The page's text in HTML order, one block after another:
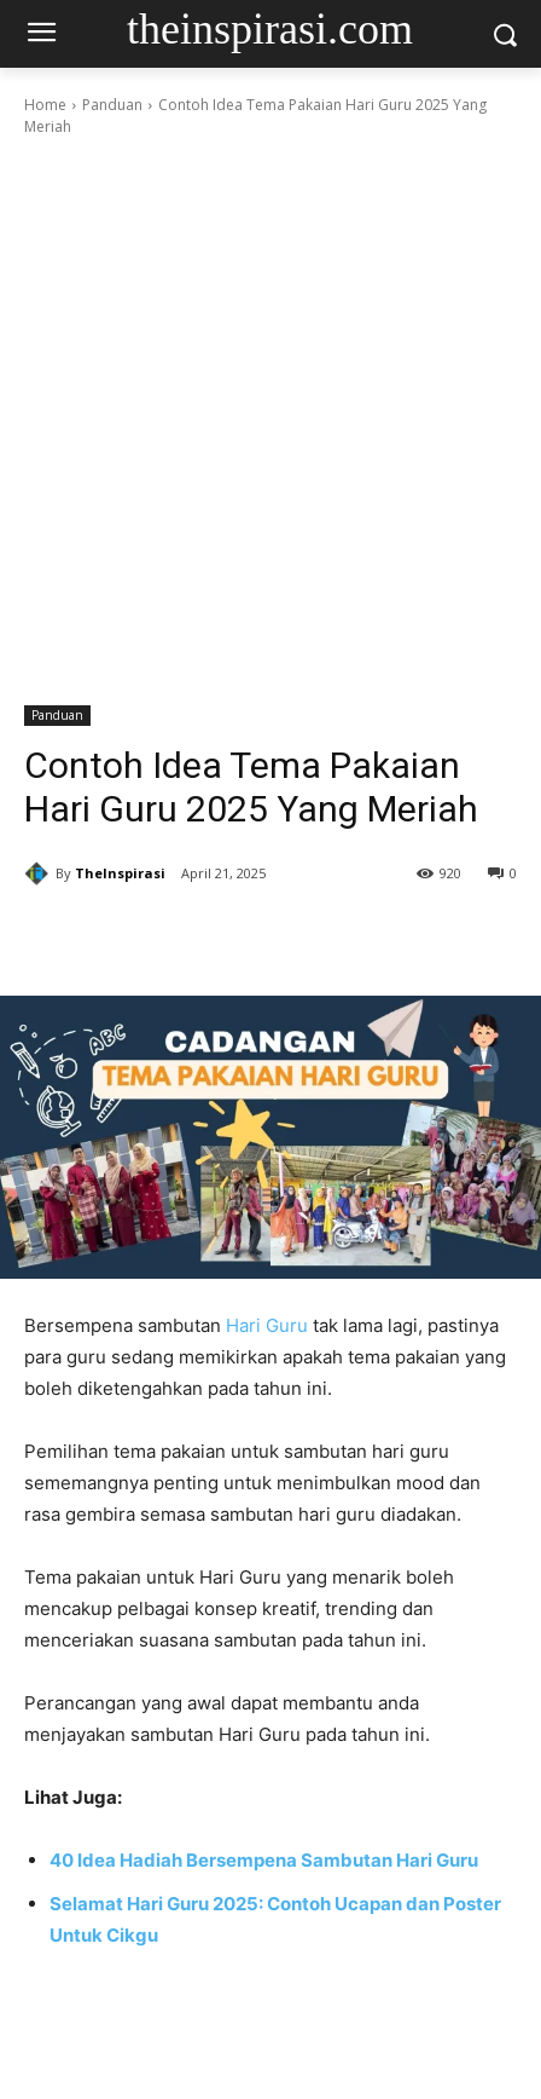
theinspirasi.com
Home Panduan
Contoh Idea Tema Pakaian Hari Guru 2025 Yang
Meriah
Panduan
Contoh Idea Tema Pakaian
Hari Guru 2025 Yang Meriah
By TheInspirasi April 21, 2025 0
920
Bersempena sambutan Hari Guru tak lama lagi, pastinya
para guru sedang memikirkan apakah tema pakaian yang
boleh diketengahkan pada tahun ini.
Pemilihan tema pakaian untuk sambutan hari guru
sememangnya penting untuk menimbulkan mood dan
rasa gembira semasa sambutan hari guru diadakan.
Tema pakaian untuk Hari Guru yang menarik boleh
mencakup pelbagai konsep kreatif, trending dan
menceriakan suasana sambutan pada tahun ini.
Perancangan yang awal dapat membantu anda
menjayakan sambutan Hari Guru pada tahun ini.
Lihat Juga:
40 Idea Hadiah Bersempena Sambutan Hari Guru
Selamat Hari Guru 2025: Contoh Ucapan dan Poster
Untuk Cikgu